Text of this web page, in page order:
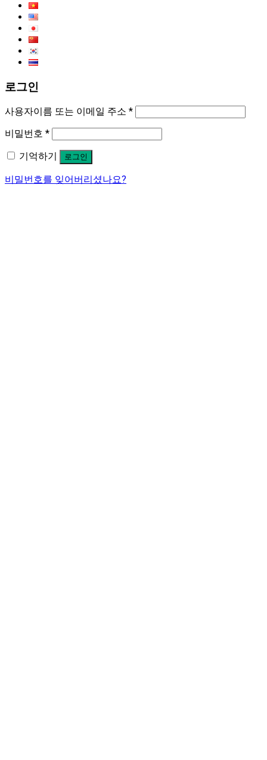
로그인
사용자이름 또는 이메일 주소 *
비밀번호 *
기억하기
로그인
비밀번호를 잊어버리셨나요?